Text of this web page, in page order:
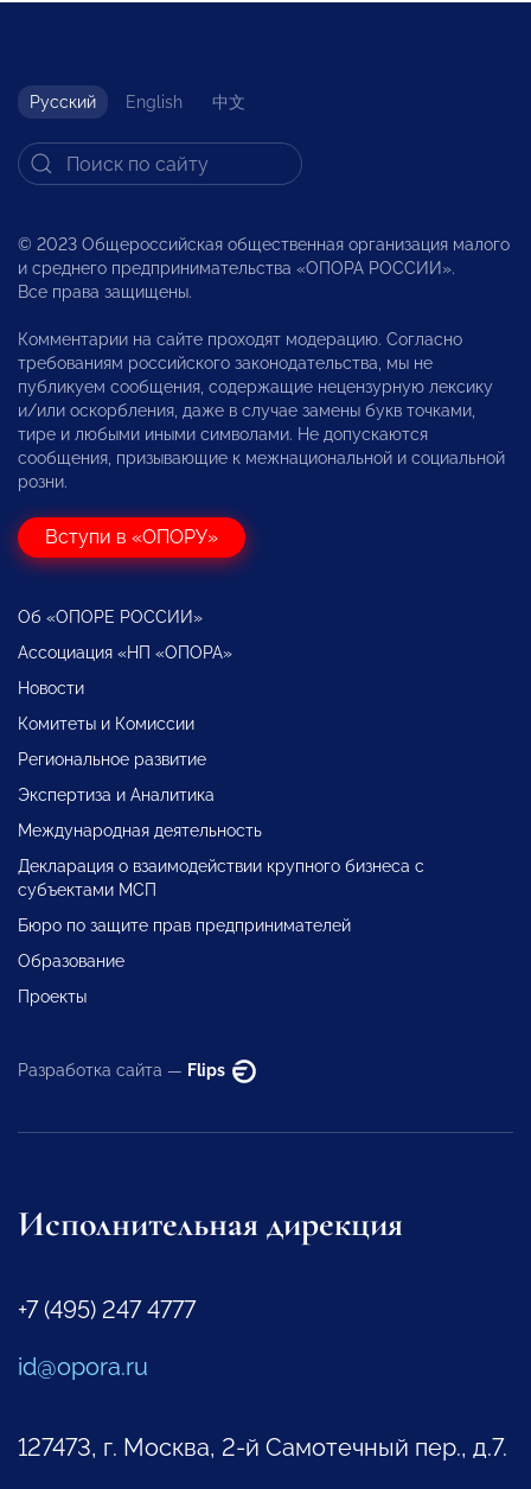
Русский English 中文
© 2023 Общероссийская общественная организация малого
и среднего предпринимательства «ОПОРА РОССИИ».
Все права защищены.
Комментарии на сайте проходят модерацию. Согласно
требованиям российского законодательства, мы не
публикуем сообщения, содержащие нецензурную лексику
и/или оскорбления, даже в случае замены букв точками,
тире и любыми иными символами. Не допускаются
сообщения, призывающие к межнациональной и социальной
розни.
Вступи в «ОПОРУ»
Об «ОПОРЕ РОССИИ»
Ассоциация «НП «ОПОРА»
Новости
Комитеты и Комиссии
Региональное развитие
Экспертиза и Аналитика
Международная деятельность
Декларация о взаимодействии крупного бизнеса с
субъектами МСП
Бюро по защите прав предпринимателей
Образование
Проекты
Разработка сайта — Flips
Исполнительная дирекция
+7 (495) 247 4777
id@opora.ru
127473, г. Москва, 2-й Самотечный пер., д.7.